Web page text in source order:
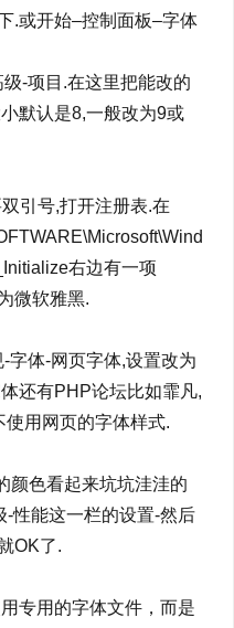
.或开始–控制面板–字体
-项目.在这里把能改的
默认是8,一般改为9或
引号,打开注册表.在
右边有一项
微软雅黑.
字体-网页字体,设置改为
还有PHP论坛比如霏凡,
用网页的字体样式.
颜色看起来坑坑洼洼的
-性能这一栏的设置-然后
OK了.
专用的字体文件，而是